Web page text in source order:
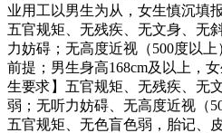
业用工以男生为从，女生慎沉填
五官规矩、无残疾、无文身、无
力妨碍；无高度近视（500度以
前提；男生身高168cm及以上，
生要求】五官规矩、无残疾、无
弱；无听力妨碍、无高度近视（
五官规矩、无色盲色弱，胎记、